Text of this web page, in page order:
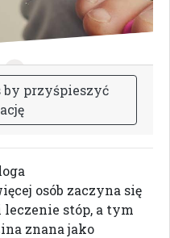
by przyśpieszyć
ację
osób zaczyna się
leczenie stóp, a tym
znana jako